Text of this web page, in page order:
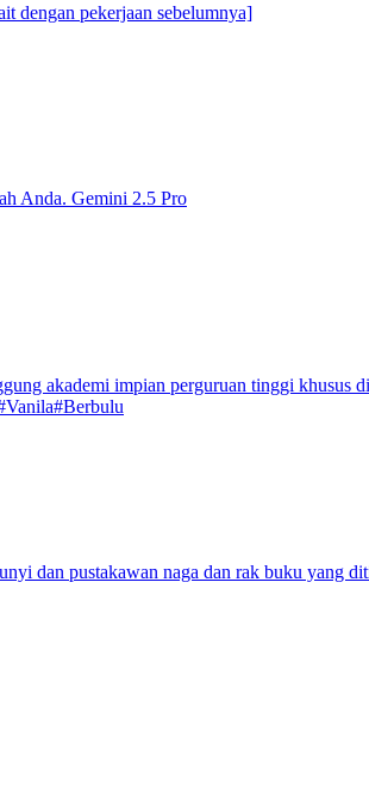
dengan pekerjaan sebelumnya]
Anda. Gemini 2.5 Pro
akademi impian perguruan tinggi khusus
Vanila#Berbulu
dan pustakawan naga dan rak buku yang